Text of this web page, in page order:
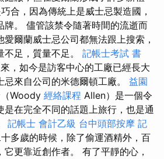
合，因為傳統上是威士忌製造國，
牌。 儘管該禁令隨著時間的流逝而
爾蘭威士忌公司都無法跟上搜索，
足，質量不足。 記帳士考試 書
，如今是訪客中心的工廠已經長大
來自公司的米德爾頓工廠。 益園
（Woody 經絡課程 Allen）是一個令
是在完全不同的話題上旅行，也是通
記帳士 會計乙級 台中頭部按摩 記
多歲的時候，除了偷運酒精外，百
更靠近創作者。 有了平靜的心，